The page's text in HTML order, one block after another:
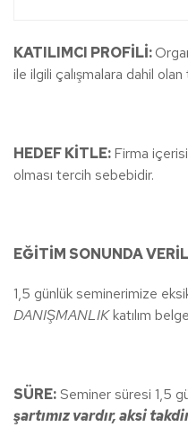
KATILIMCI PROFİLİ:
ile ilgili çalışmalara dahil
HEDEF KİTLE:Firma
olması tercih sebebidir.
EĞİTİM SONUNDA
1,5 günlük seminerimize
DANIŞMANLIKkatılım
SÜRE:Seminer süresi 1,5
şartımız vardır, aksi